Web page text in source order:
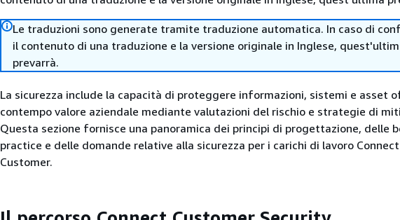
Le traduzioni sono generate tramite traduzione automatica. In caso di
il contenuto di una traduzione e la versione originale in Inglese,
prevarrà.
La sicurezza include la capacità di proteggere informazioni, sistemi e asset
contempo valore aziendale mediante valutazioni del rischio e strategie di
Questa sezione fornisce una panoramica dei principi di progettazione, delle
practice e delle domande relative alla sicurezza per i carichi di lavoro Connect
Customer.